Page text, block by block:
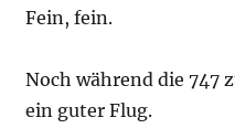
Fein, fein.
Noch während die 747
ein guter Flug.